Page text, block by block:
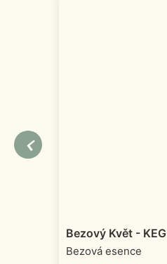
Bezový Květ - KEG
Bezová esence